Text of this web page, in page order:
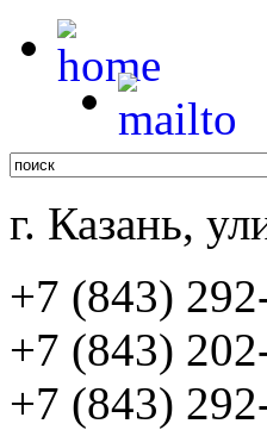
г. Казань,
+7 (843)
+7 (843)
+7 (843)